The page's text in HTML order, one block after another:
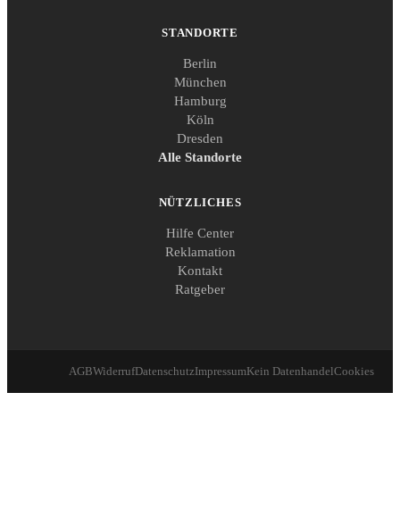
STANDORTE
Berlin
München
Hamburg
Köln
Dresden
Alle Standorte
NÜTZLICHES
Hilfe Center
Reklamation
Kontakt
Ratgeber
AGBWiderrufDatenschutzImpressumKein DatenhandelCookies